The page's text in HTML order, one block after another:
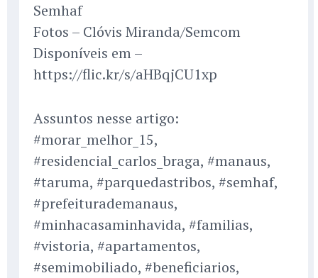
Semhaf
Fotos – Clóvis Miranda/Semcom
Disponíveis em –
https://flic.kr/s/aHBqjCU1xp
Assuntos nesse artigo:
#morar_melhor_15,
#residencial_carlos_braga, #manaus,
#taruma, #parquedastribos, #semhaf,
#prefeiturademanaus,
#minhacasaminhavida, #familias,
#vistoria, #apartamentos,
#semimobiliado, #beneficiarios,